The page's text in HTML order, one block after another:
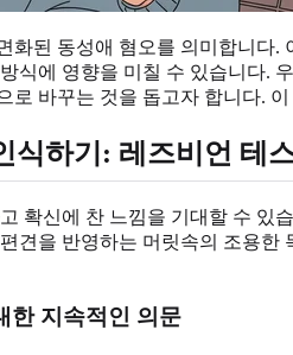
화된 동성애 혐오를 의미합니다
식에 영향을 미칠 수 있습니다.
로 바꾸는 것을 돕고자 합니다.
식하기: 레즈비언 테
확신에 찬 느낌을 기대할 수 있
견을 반영하는 머릿속의 조용
한 지속적인 의문